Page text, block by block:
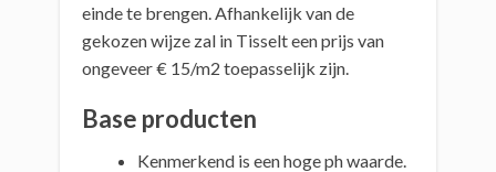
einde te brengen. Afhankelijk van de
gekozen wijze zal in Tisselt een prijs van
ongeveer € 15/m2 toepasselijk zijn.
Base producten
Kenmerkend is een hoge ph waarde.